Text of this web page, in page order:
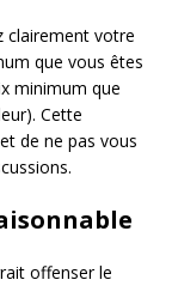
clairement votre
que vous êtes
minimum que
Cette
de ne pas vous
offenser le